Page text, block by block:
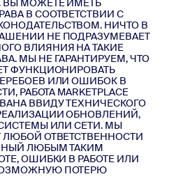
ВЫ МОЖЕТЕ ИМЕТЬ
В СООТВЕТСТВИИ С
НИЧТО В
НЕ ПОДРАЗУМЕВАЕТ
ВЛИЯНИЯ НА ТАКИЕ
МЫ НЕ ГАРАНТИРУЕМ, ЧТО
ФУНКЦИОНИРОВАТЬ
ИЛИ ОШИБОК В
РАБОТА MARKETPLACE
ВВИДУ ТЕХНИЧЕСКОГО
ОБНОВЛЕНИЙ,
ИЛИ СЕТИ. МЫ
ЛЮБОЙ ОТВЕТСТВЕННОСТИ
ЛЮБЫМ ТАКИМ
ОШИБКИ В РАБОТЕ ИЛИ
ПОТЕРЮ